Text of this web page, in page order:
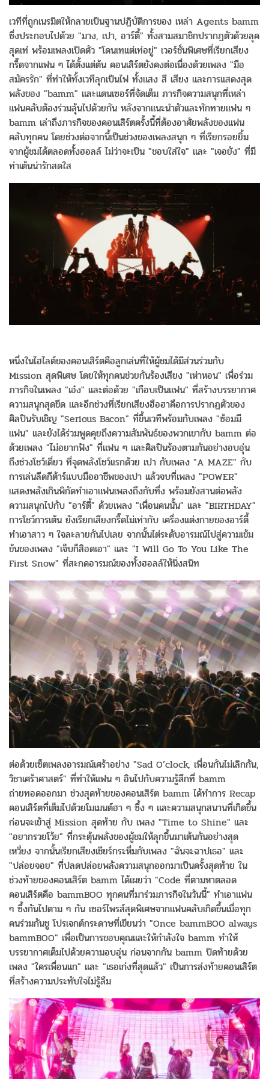
เวทีที่ถูกเนรมิตให้กลายเป็นฐานปฏิบัติการของ เหล่า Agents bamm
ซึ่งประกอบไปด้วย "มาง, เปา, อาร์ตี้" ทั้งสามสมาชิกปรากฏตัวด้วยลุค
สุดเท่ พร้อมเพลงเปิดตัว "โดนเทแต่เท่อยู่" เวอร์ชั่นพิเศษที่เรียกเสียง
กรี๊ดจากแฟน ๆ ได้ตั้งแต่ต้น คอนเสิร์ตยังคงต่อเนื่องด้วยเพลง "มือ
สมัครรัก" ที่ทำให้ทั้งเวทีลุกเป็นไฟ ทั้งแสง สี เสียง และการแสดงสุด
พลังของ "bamm" และแดนเซอร์ที่จัดเต็ม ภารกิจความสนุกที่เหล่า
แฟนคลับต้องร่วมลุ้นไปด้วยกัน หลังจากแนะนำตัวและทักทายแฟน ๆ
bamm เล่าถึงภารกิจของคอนเสิร์ตครั้งนี้ที่ต้องอาศัยพลังของแฟน
คลับทุกคน โดยช่วงต่อจากนี้เป็นช่วงของเพลงสนุก ๆ ที่เรียกรอยยิ้ม
จากผู้ชมได้ตลอดทั้งฮอลล์ ไม่ว่าจะเป็น "ชอบใส่ใจ" และ "เจอยัง" ที่มี
ท่าเต้นน่ารักสดใส
หนึ่งในไฮไลต์ของคอนเสิร์ตคือลูกเล่นที่ให้ผู้ชมได้มีส่วนร่วมกับ
Mission สุดพิเศษ โดยให้ทุกคนช่วยกันร้องเสียง "เห่าหอน" เพื่อร่วม
ภารกิจในเพลง "เอ๋ง" และต่อด้วย "เกือบเป็นแฟน" ที่สร้างบรรยากาศ
ความสนุกสุดขีด และอีกช่วงที่เรียกเสียงฮือฮาคือการปรากฏตัวของ
ศิลปินรับเชิญ "Serious Bacon" ที่ขึ้นเวทีพร้อมกับเพลง "ซ้อมมี
แฟน" และยังได้ร่วมพูดคุยถึงความสัมพันธ์ของพวกเขากับ bamm ต่อ
ด้วยเพลง "ไม่อยากฟัง" ที่แฟน ๆ และศิลปินร้องตามกันอย่างอบอุ่น
ถึงช่วงโชว์เดี่ยว ที่จุดพลังโชว์แรกด้วย เปา กับเพลง "A MAZE" กับ
การเล่นลีดกีต้าร์แบบมืออาชีพของเปา แล้วจบที่เพลง "POWER"
แสดงพลังเกินพิกัดทำเอาแฟนเพลงถึงกับทึ่ง พร้อมยังสานต่อพลัง
ความสนุกไปกับ "อาร์ตี้" ด้วยเพลง "เพื่อนคนนั้น" และ "BIRTHDAY"
การโชว์การเต้น ยังเรียกเสียงกรี๊ดไม่เท่ากับ เครื่องแต่งกายของอาร์ตี้
ทำเอาสาว ๆ ใจละลายกันไปเลย จากนั้นไต่ระดับอารมณ์ไปสู่ความเข้ม
ข้นของเพลง "เจ็บก็สิอดเอา" และ "I Will Go To You Like The
First Snow" ที่สะกดอารมณ์ของทั้งฮอลล์ให้นิ่งสนิท
ต่อด้วยเซ็ตเพลงอารมณ์เศร้าอย่าง "Sad O’clock, เพื่อนกันไม่เลิกกัน,
วิชาเศร้าศาสตร์" ที่ทำให้แฟน ๆ อินไปกับความรู้สึกที่ bamm
ถ่ายทอดออกมา ช่วงสุดท้ายของคอนเสิร์ต bamm ได้ทำการ Recap
คอนเสิร์ตที่เต็มไปด้วยโมเมนต์ฮา ๆ ซึ้ง ๆ และความสนุกสนานที่เกิดขึ้น
ก่อนจะเข้าสู่ Mission สุดท้าย กับ เพลง "Time to Shine" และ
"อยากรวยโว้ย" ที่กระตุ้นพลังของผู้ชมให้ลุกขึ้นมาเต้นกันอย่างสุด
เหวี่ยง จากนั้นเรียกเสียงเชียร์กระหึ่มกับเพลง "ฉันจะฉาปเธอ" และ
"ปล่อยจอย" ที่ปลดปล่อยพลังความสนุกออกมาเป็นครั้งสุดท้าย ใน
ช่วงท้ายของคอนเสิร์ต bamm ได้เผยว่า "Code ที่ตามหาตลอด
คอนเสิร์ตคือ bammBOO ทุกคนที่มาร่วมภารกิจในวันนี้" ทำเอาแฟน
ๆ ซึ้งกันไปตาม ๆ กัน เซอร์ไพรส์สุดพิเศษจากแฟนคลับเกิดขึ้นเมื่อทุก
คนร่วมกันชู โปรเจกต์กระดาษที่เขียนว่า "Once bammBOO always
bammBOO" เพื่อเป็นการขอบคุณและให้กำลังใจ bamm ทำให้
บรรยากาศเต็มไปด้วยความอบอุ่น ก่อนจากกัน bamm ปิดท้ายด้วย
เพลง "ใครเพื่อนแก" และ "เธอเก่งที่สุดแล้ว" เป็นการส่งท้ายคอนเสิร์ต
ที่สร้างความประทับใจไม่รู้ลืม